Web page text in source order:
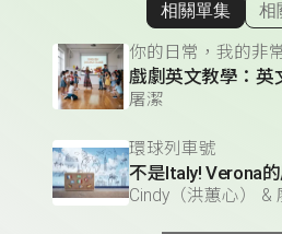
顯示
相關單集 相
你的日常，我的非
屠潔
環球列車號
不是Italy! Verona
Cindy（洪蕙心） &